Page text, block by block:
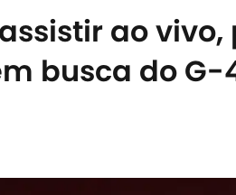
ao
busca do G-